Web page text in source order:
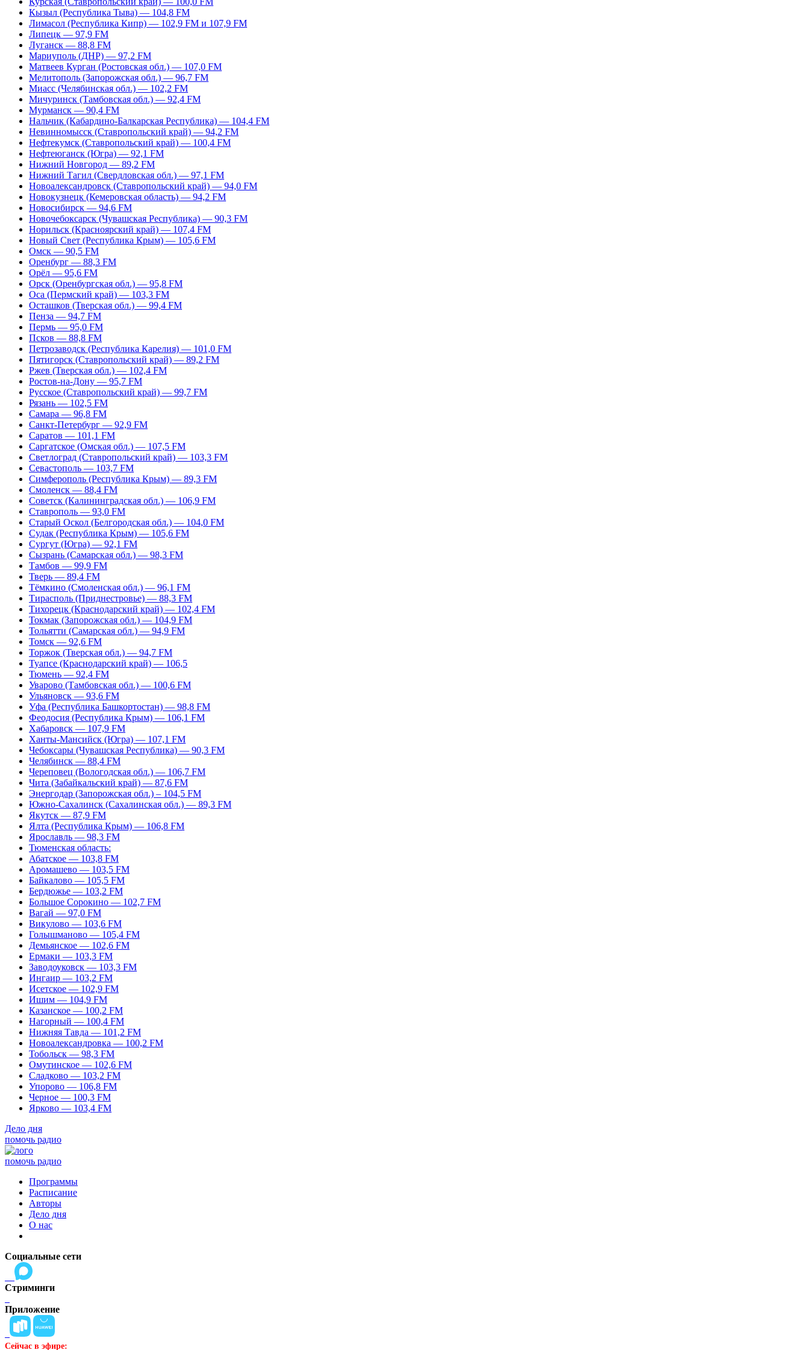
Кызыл (Республика Тыва) — 104,8 FM
Лимасол (Республика Кипр) — 102,9 FM и 107,9 FM
Липецк — 97,9 FM
Луганск — 88,8 FM
Мариуполь (ДНР) — 97,2 FM
Матвеев Курган (Ростовская обл.) — 107,0 FM
Мелитополь (Запорожская обл.) — 96,7 FM
Миасс (Челябинская обл.) — 102,2 FM
Мичуринск (Тамбовская обл.) — 92,4 FM
Мурманск — 90,4 FM
Нальчик (Кабардино-Балкарская Республика) — 104,4 FM
Невинномысск (Ставропольский край) — 94,2 FM
Нефтекумск (Ставропольский край) — 100,4 FM
Нефтеюганск (Югра) — 92,1 FM
Нижний Новгород — 89,2 FM
Нижний Тагил (Свердловская обл.) — 97,1 FM
Новоалександровск (Ставропольский край) — 94,0 FM
Новокузнецк (Кемеровская область) — 94,2 FM
Новосибирск — 94,6 FM
Новочебоксарск (Чувашская Республика) — 90,3 FM
Норильск (Красноярский край) — 107,4 FM
Новый Свет (Республика Крым) — 105,6 FM
Омск — 90,5 FM
Оренбург — 88,3 FM
Орёл — 95,6 FM
Орск (Оренбургская обл.) — 95,8 FM
Оса (Пермский край) — 103,3 FM
Осташков (Тверская обл.) — 99,4 FM
Пенза — 94,7 FM
Пермь — 95,0 FM
Псков — 88,8 FM
Петрозаводск (Республика Карелия) — 101,0 FM
Пятигорск (Ставропольский край) — 89,2 FM
Ржев (Тверская обл.) — 102,4 FM
Ростов-на-Дону — 95,7 FM
Русское (Ставропольский край) — 99,7 FM
Рязань — 102,5 FM
Самара — 96,8 FM
Санкт-Петербург — 92,9 FM
Саратов — 101,1 FM
Саргатское (Омская обл.) — 107,5 FM
Светлоград (Ставропольский край) — 103,3 FM
Севастополь — 103,7 FM
Симферополь (Республика Крым) — 89,3 FM
Смоленск — 88,4 FM
Советск (Калининградская обл.) — 106,9 FM
Ставрополь — 93,0 FM
Старый Оскол (Белгородская обл.) — 104,0 FM
Судак (Республика Крым) — 105,6 FM
Сургут (Югра) — 92,1 FM
Сызрань (Самарская обл.) — 98,3 FM
Тамбов — 99,9 FM
Тверь — 89,4 FM
Тёмкино (Смоленская обл.) — 96,1 FM
Тирасполь (Приднестровье) — 88,3 FM
Тихорецк (Краснодарский край) — 102,4 FM
Токмак (Запорожская обл.) — 104,9 FM
Тольятти (Самарская обл.) — 94,9 FM
Томск — 92,6 FM
Торжок (Тверская обл.) — 94,7 FM
Туапсе (Краснодарский край) — 106,5
Тюмень — 92,4 FM
Уварово (Тамбовская обл.) — 100,6 FM
Ульяновск — 93,6 FM
Уфа (Республика Башкортостан) — 98,8 FM
Феодосия (Республика Крым) — 106,1 FM
Хабаровск — 107,9 FM
Ханты-Мансийск (Югра) — 107,1 FM
Чебоксары (Чувашская Республика) — 90,3 FM
Челябинск — 88,4 FM
Череповец (Вологодская обл.) — 106,7 FM
Чита (Забайкальский край) — 87,6 FM
Энергодар (Запорожская обл.) – 104,5 FM
Южно-Сахалинск (Сахалинская обл.) — 89,3 FM
Якутск — 87,9 FM
Ялта (Республика Крым) — 106,8 FM
Ярославль — 98,3 FM
Тюменская область:
Абатское — 103,8 FM
Аромашево — 103,5 FM
Байкалово — 105,5 FM
Бердюжье — 103,2 FM
Большое Сорокино — 102,7 FM
Вагай — 97,0 FM
Викулово — 103,6 FM
Голышманово — 105,4 FM
Демьянское — 102,6 FM
Ермаки — 103,3 FM
Заводоуковск — 103,3 FM
Ингаир — 103,2 FM
Исетское — 102,9 FM
Ишим — 104,9 FM
Казанское — 100,2 FM
Нагорный — 100,4 FM
Нижняя Тавда — 101,2 FM
Новоалександровка — 100,2 FM
Тобольск — 98,3 FM
Омутинское — 102,6 FM
Сладково — 103,2 FM
Упорово — 106,8 FM
Черное — 100,3 FM
Ярково — 103,4 FM
Дело дня
помочь радио
помочь радио
Программы
Расписание
Авторы
Дело дня
О нас
Социальные сети
Стриминги
Приложение
Сейчас в эфире: